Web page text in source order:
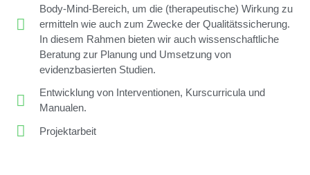
Body-Mind-Bereich, um die (therapeutische) Wirkung zu
ermitteln wie auch zum Zwecke der Qualitätssicherung.
In diesem Rahmen bieten wir auch wissenschaftliche
Beratung zur Planung und Umsetzung von
evidenzbasierten Studien.
Entwicklung von Interventionen, Kurscurricula und
Manualen.
Projektarbeit